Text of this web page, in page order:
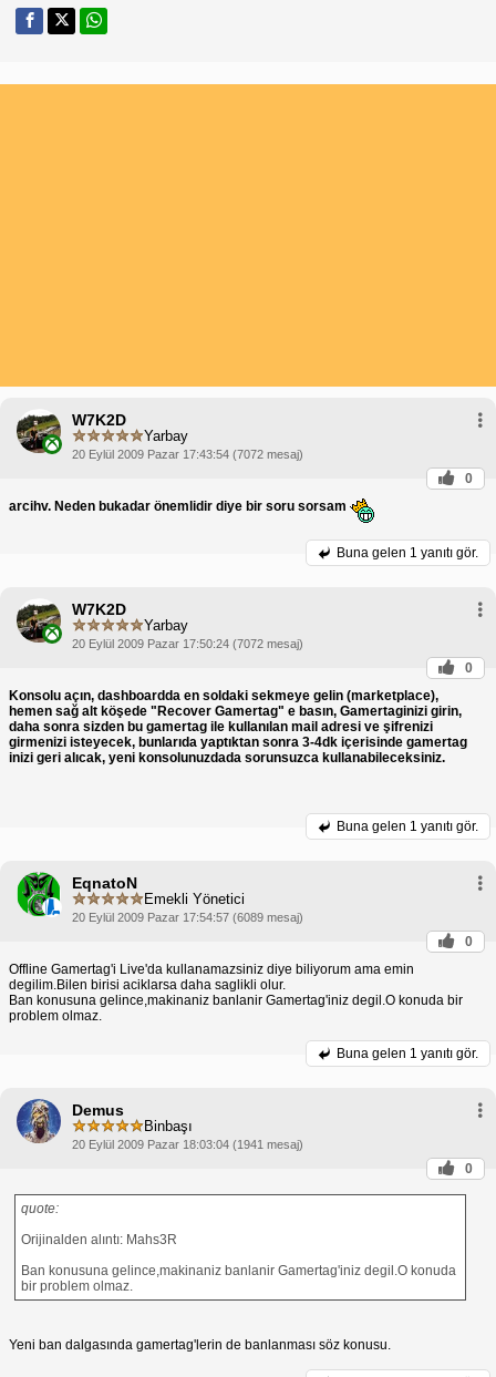
W7K2D
Yarbay
20 Eylül 2009 Pazar 17:43:54 (7072 mesaj)
0
arcihv. Neden bukadar önemlidir diye bir soru sorsam
Buna gelen 1 yanıtı gör.
W7K2D
Yarbay
20 Eylül 2009 Pazar 17:50:24 (7072 mesaj)
0
Konsolu açın, dashboardda en soldaki sekmeye gelin (marketplace),
hemen sağ alt köşede "Recover Gamertag" e basın, Gamertaginizi girin,
daha sonra sizden bu gamertag ile kullanılan mail adresi ve şifrenizi
girmenizi isteyecek, bunlarıda yaptıktan sonra 3-4dk içerisinde gamertag
inizi geri alıcak, yeni konsolunuzdada sorunsuzca kullanabileceksiniz.
Buna gelen 1 yanıtı gör.
EqnatoN
Emekli Yönetici
20 Eylül 2009 Pazar 17:54:57 (6089 mesaj)
0
Offline Gamertag'i Live'da kullanamazsiniz diye biliyorum ama emin
degilim.Bilen birisi aciklarsa daha saglikli olur.
Ban konusuna gelince,makinaniz banlanir Gamertag'iniz degil.O konuda bir
problem olmaz.
Buna gelen 1 yanıtı gör.
Demus
Binbaşı
20 Eylül 2009 Pazar 18:03:04 (1941 mesaj)
0
quote:
Orijinalden alıntı: Mahs3R
Ban konusuna gelince,makinaniz banlanir Gamertag'iniz degil.O konuda
bir problem olmaz.
Yeni ban dalgasında gamertag'lerin de banlanması söz konusu.